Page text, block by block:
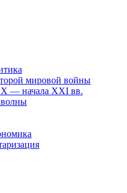
мировой войны
— начала XXI вв.
волны